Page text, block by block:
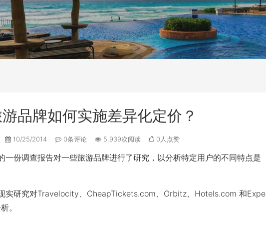
品牌如何实施差异化定价？
10/25/2014 0条评论 5,939次阅读 0人点赞
一份调查报告对一些旅游品牌进行了研究，以分析特定用户的不同特点是
研究对Travelocity、CheapTickets.com、Orbitz、Hotels.com 和Expe
。